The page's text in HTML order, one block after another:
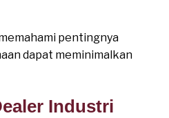
pentingnya
dapat meminimalkan
Industri